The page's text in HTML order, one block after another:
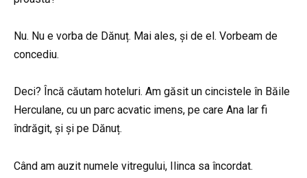
Nu. Nu e vorba de Dănuț. Mai ales, și de el. Vorbeam de
concediu.
Deci? Încă căutam hoteluri. Am găsit un cincistele în Băile
Herculane, cu un parc acvatic imens, pe care Ana lar fi
îndrăgit, și și pe Dănuț.
Când am auzit numele vitregului, Ilinca sa încordat.